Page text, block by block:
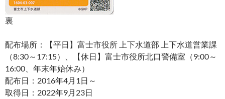
裏
配布場所：【平日】富士市役所 上下水道部 上下水道営業課
（8:30～17:15）、【休日】富士市役所北口警備室（9:00～
16:00、年末年始休み）
配布日：2016年4月1日～
取得日：2022年9月23日